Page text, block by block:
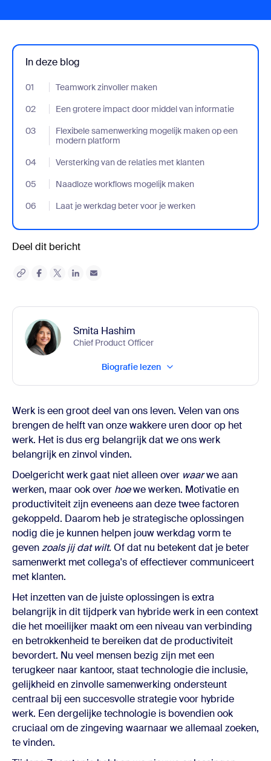
In deze blog
01 Teamwork zinvoller maken
- Jumplink to Teamwork zinvoller maken
02
Een grotere impact door middel van informatie
- Jumplink to Een grotere impact door middel van informatie
03
Flexibele samenwerking mogelijk maken op een
modern platform
- Jumplink to Flexibele samenwerking mogelijk maken op een
04 Versterking van de relaties met klanten
- Jumplink to Versterking van de relaties met klanten
05
Naadloze workflows mogelijk maken
- Jumplink to Naadloze workflows mogelijk maken
06
Laat je werkdag beter voor je werken
- Jumplink to Laat je werkdag beter voor je werken
Deel dit bericht
Smita Hashim
Chief Product Officer
Biografie lezen
Werk is een groot deel van ons leven. Velen van ons
brengen de helft van onze wakkere uren door op het
werk. Het is dus erg belangrijk dat we ons werk
belangrijk en zinvol vinden.
Doelgericht werk gaat niet alleen over waarwe aan
werken, maar ook over hoewe werken. Motivatie en
productiviteit zijn eveneens aan deze twee factoren
gekoppeld. Daarom heb je strategische oplossingen
nodig die je kunnen helpen jouw werkdag vorm te
gevenzoals jij dat wilt. Of dat nu betekent dat je beter
samenwerkt met collega's of effectiever communiceert
met klanten.
Het inzetten van de juiste oplossingen is extra
belangrijk in dit tijdperk van hybride werk in een context
die het moeilijker maakt om een niveau van verbinding
en betrokkenheid te bereiken dat de productiviteit
bevordert. Nu veel mensen bezig zijn met een
terugkeer naar kantoor, staat technologie die inclusie,
gelijkheid en zinvolle samenwerking ondersteunt
centraal bij een succesvolle strategie voor hybride
werk. Een dergelijke technologie is bovendien ook
cruciaal om de zingeving waarnaar we allemaal zoeken,
te vinden.